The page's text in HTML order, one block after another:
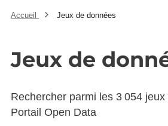
Accueil Jeux de données
Jeux de
Rechercher parmi les 3 054
Portail Open Data